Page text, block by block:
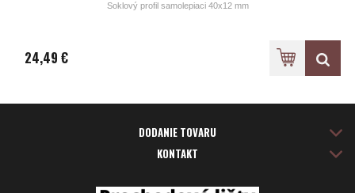
Soklový profil samolepiaci 40x12 mm
24,49 €
DODANIE TOVARU
KONTAKT